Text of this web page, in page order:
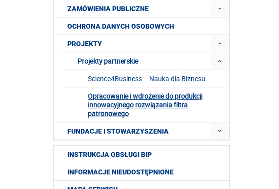
ZAMÓWIENIA PUBLICZNE
OCHRONA DANYCH OSOBOWYCH
PROJEKTY
Projekty partnerskie
Science4Business – Nauka dla Biznesu
Opracowanie i wdrożenie do produkcji
innowacyjnego rozwiązania filtra
patronowego
FUNDACJE I STOWARZYSZENIA
INSTRUKCJA OBSŁUGI BIP
INFORMACJE NIEUDOSTĘPNIONE